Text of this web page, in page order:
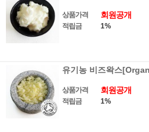
상품가격 회원공개
적립금 1%
유기농 비즈왁스
상품가격 회원공개
적립금 1%